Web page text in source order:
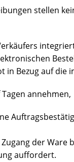
stellen
Bezug auf die
annehmen,
der Ware
auffordert.